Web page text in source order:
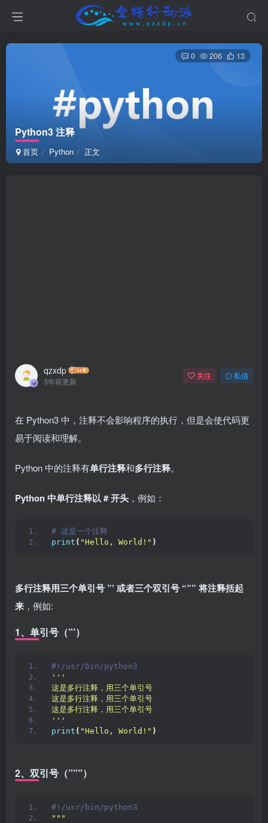
Python3 注释
首页 Python 正文
0 206 13
qzxdp
3年前更新
关注 私信
在 Python3 中，注释不会影响程序的执行，但是会使代码更
易于阅读和理解。
Python 中的注释有单行注释和多行注释。
Python 中单行注释以 # 开头 ，例如：
# 这是一个注释
print ( "Hello, World!" )
多行注释用三个单引号 ”’ 或者三个双引号 “”” 将注释括起
来 ，例如:
1、单引号（”’）
#!/usr/bin/python3
'' '
这是多行注释，用三个单引号
这是多行注释，用三个单引号
这是多行注释，用三个单引号
' ''
print ( "Hello, World!" )
2、双引号（”””）
#!/usr/bin/python3
"" "